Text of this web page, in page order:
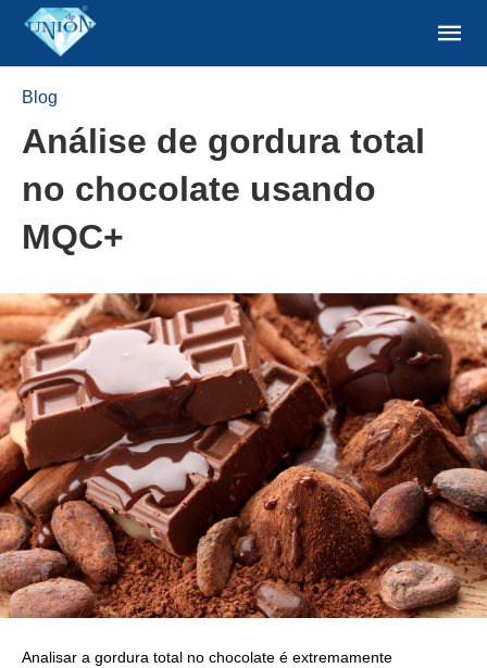
Blog
Análise de gordura total
no chocolate usando
MQC+
Analisar a gordura total no chocolate é extremamente